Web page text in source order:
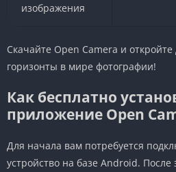
изображения
Скачайте Open Camera и
горизонты в мире фотографии!
Как бесплатно
приложение Open
Для начала вам потребуется
устройство на базе Android. После